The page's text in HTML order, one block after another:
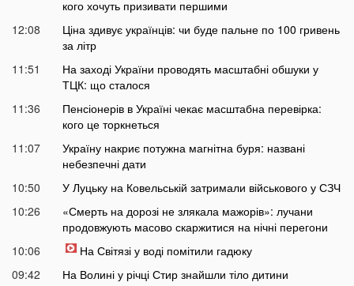
кого хочуть призивати першими
12:08
Ціна здивує українців: чи буде пальне по 100 гривень
за літр
11:51
На заході України проводять масштабні обшуки у
ТЦК: що сталося
11:36
Пенсіонерів в Україні чекає масштабна перевірка:
кого це торкнеться
11:07
Україну накриє потужна магнітна буря: названі
небезпечні дати
10:50
У Луцьку на Ковельській затримали військового у СЗЧ
10:26
«Смерть на дорозі не злякала мажорів»: лучани
продовжують масово скаржитися на нічні перегони
10:06
На Світязі у воді помітили гадюку
09:42
На Волині у річці Стир знайшли тіло дитини